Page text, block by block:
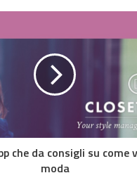
che da consigli su come
moda